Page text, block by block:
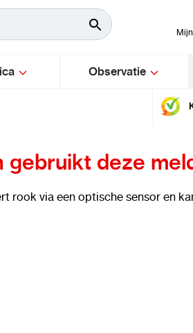
Observatie
deze
rook via een optische sensor en